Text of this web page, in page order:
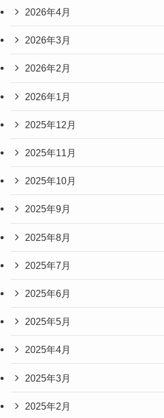
2026年4月
2026年3月
2026年2月
2026年1月
2025年12月
2025年11月
2025年10月
2025年9月
2025年8月
2025年7月
2025年6月
2025年5月
2025年4月
2025年3月
2025年2月